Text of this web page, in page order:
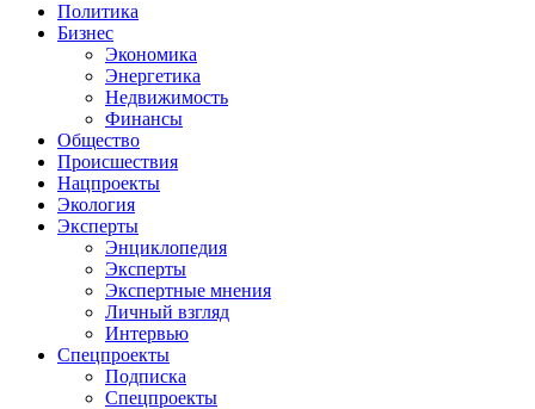
Политика
Бизнес
Экономика
Энергетика
Недвижимость
Финансы
Общество
Происшествия
Нацпроекты
Экология
Эксперты
Энциклопедия
Эксперты
Экспертные мнения
Личный взгляд
Интервью
Спецпроекты
Подписка
Спецпроекты